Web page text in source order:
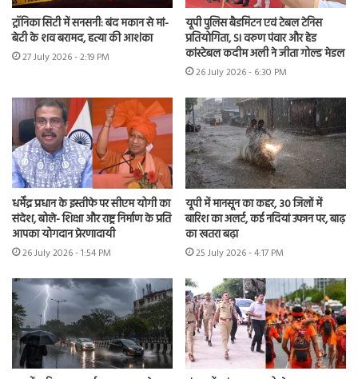
ट्रॉनिका सिटी में सनसनी: बंद मकान से मां-
बेटी के शव बरामद, हत्या की आशंका
27 July 2026 - 2:19 PM
यूपी पुलिस बैडमिंटन एवं टेबल टेनिस
प्रतियोगिता, SI वरुण पंवार और हेड
कांस्टेबल कदीम अली ने जीता गोल्ड मेडल
26 July 2026 - 6:30 PM
धर्मेंद्र प्रधान के इस्तीफे पर सीएम योगी का
संदेश, बोले- शिक्षा और राष्ट्र निर्माण के प्रति
आपका योगदान प्रेरणादायी
26 July 2026 - 1:54 PM
यूपी में मानसून का कहर, 30 जिलों में
बारिश का अलर्ट, कई नदियां उफान पर, बाढ़
का खतरा बढ़ा
25 July 2026 - 4:17 PM